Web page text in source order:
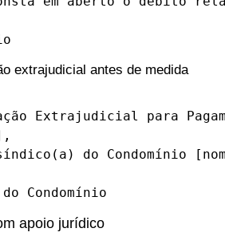
extrajudicial antes de medida
Extrajudicial para
do Condomínio
Condomínio
apoio jurídico